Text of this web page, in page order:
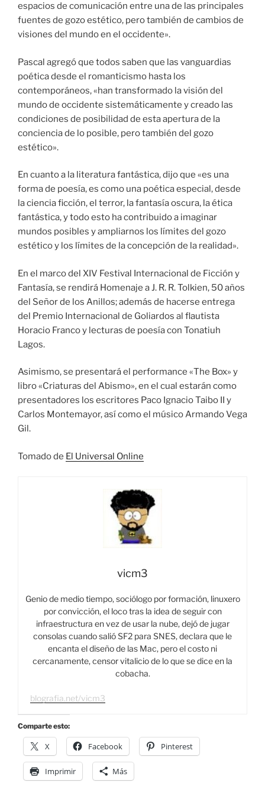
espacios de comunicación entre una de las principales
fuentes de gozo estético, pero también de cambios de
visiones del mundo en el occidente».
Pascal agregó que todos saben que las vanguardias
poética desde el romanticismo hasta los
contemporáneos, «han transformado la visión del
mundo de occidente sistemáticamente y creado las
condiciones de posibilidad de esta apertura de la
conciencia de lo posible, pero también del gozo
estético».
En cuanto a la literatura fantástica, dijo que «es una
forma de poesía, es como una poética especial, desde
la ciencia ficción, el terror, la fantasía oscura, la ética
fantástica, y todo esto ha contribuido a imaginar
mundos posibles y ampliarnos los límites del gozo
estético y los límites de la concepción de la realidad».
En el marco del XIV Festival Internacional de Ficción y
Fantasía, se rendirá Homenaje a J. R. R. Tolkien, 50 años
del Señor de los Anillos; además de hacerse entrega
del Premio Internacional de Goliardos al flautista
Horacio Franco y lecturas de poesía con Tonatiuh
Lagos.
Asimismo, se presentará el performance «The Box» y
libro «Criaturas del Abismo», en el cual estarán como
presentadores los escritores Paco Ignacio Taibo II y
Carlos Montemayor, así como el músico Armando Vega
Gil.
Tomado de El Universal Online
vicm3
Genio de medio tiempo, sociólogo por formación, linuxero
por convicción, el loco tras la idea de seguir con
infraestructura en vez de usar la nube, dejó de jugar
consolas cuando salió SF2 para SNES, declara que le
encanta el diseño de las Mac, pero el costo ni
cercanamente, censor vitalicio de lo que se dice en la
cobacha.
blografia.net/vicm3
Comparte esto:
X Facebook Pinterest
Imprimir Más